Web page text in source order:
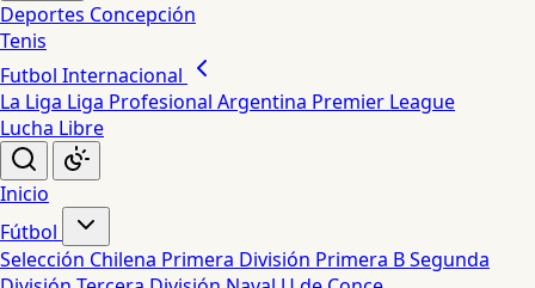
Deportes Concepción
Tenis
Futbol Internacional
La Liga Liga Profesional Argentina Premier League
Lucha Libre
Inicio
Fútbol
Selección Chilena Primera División Primera BSegunda